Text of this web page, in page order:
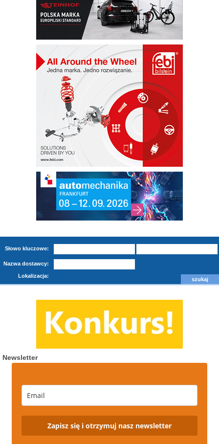
Słowo kluczowe:
Nazwa dostawcy:
Lokalizacja:
Newsletter
Zapisz się i otrzymuj nasz newsletter